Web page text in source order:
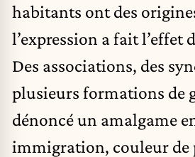
habitants ont des
l’expression a fait l’effet
Des associations, des
plusieurs formations de
dénoncé un amalgame
immigration, couleur de